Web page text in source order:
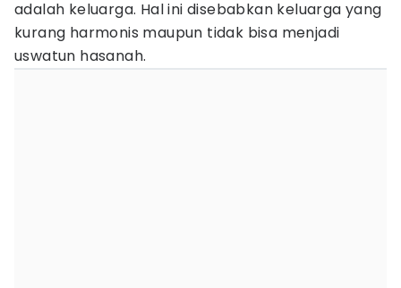
adalah keluarga. Hal ini disebabkan keluarga yang
kurang harmonis maupun tidak bisa menjadi
uswatun hasanah.